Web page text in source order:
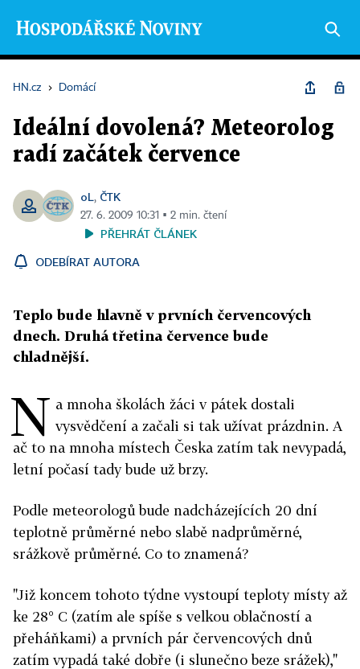
HN.cz › Domácí
Ideální dovolená? Meteorolog
radí začátek července
oL, ČTK
27. 6. 2009 10:31 ▪ 2 min. čtení
PŘEHRÁT ČLÁNEK
ODEBÍRAT AUTORA
Teplo bude hlavně v prvních červencových
dnech. Druhá třetina července bude
chladnější.
N a mnoha školách žáci v pátek dostali
vysvědčení a začali si tak užívat prázdnin. A
ač to na mnoha místech Česka zatím tak nevypadá,
letní počasí tady bude už brzy.
Podle meteorologů bude nadcházejících 20 dní
teplotně průměrné nebo slabě nadprůměrné,
srážkově průměrné. Co to znamená?
"Již koncem tohoto týdne vystoupí teploty místy až
ke 28° C (zatím ale spíše s velkou oblačností a
přeháňkami) a prvních pár červencových dnů
zatím vypadá také dobře (i slunečno beze srážek),"